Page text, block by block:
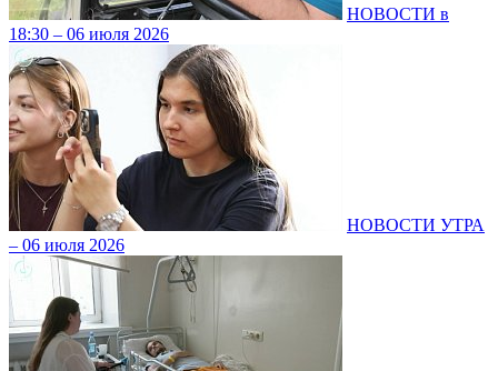
НОВОСТИ в
18:30 – 06 июля 2026
НОВОСТИ УТРА
– 06 июля 2026